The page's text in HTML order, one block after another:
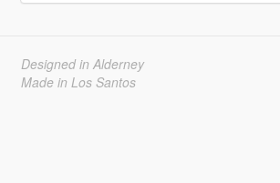
Designed in Alderney
Made in Los Santos